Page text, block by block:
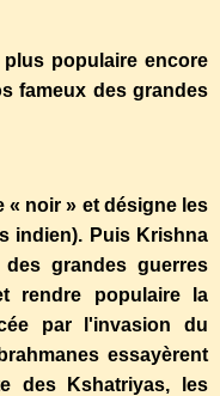
populaire encore
fameux des grandes
« noir » et désigne les
indien). Puis Krishna
grandes guerres
rendre populaire la
par l'invasion du
essayèrent
des Kshatriyas, les